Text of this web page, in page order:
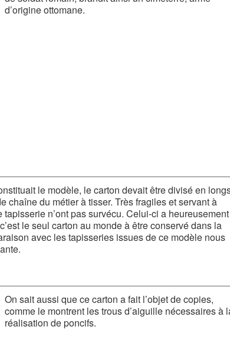
d’origine ottomane.
le modèle, le carton devait être divisé en
chaîne du métier à tisser. Très fragiles et servant à
n’ont pas survécu. Celui-ci a heureusement
le seul carton au monde à être conservé dans la
avec les tapisseries issues de ce modèle nous
On sait aussi que ce carton a fait l’objet de copies,
comme le montrent les trous d’aiguille nécessaires à
réalisation de poncifs.